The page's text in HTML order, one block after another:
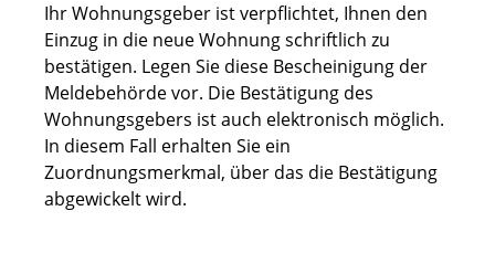
Ihr Wohnungsgeber ist verpflichtet, Ihnen den
Einzug in die neue Wohnung schriftlich zu
bestätigen. Legen Sie diese Bescheinigung der
Meldebehörde vor. Die Bestätigung des
Wohnungsgebers ist auch elektronisch möglich.
In diesem Fall erhalten Sie ein
Zuordnungsmerkmal, über das die Bestätigung
abgewickelt wird.